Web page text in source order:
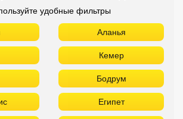
удобные фильтры
Аланья
Кемер
Бодрум
Египет